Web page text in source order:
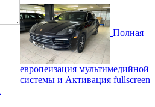
Полная
европеизация мультимедийной
системы и Активация fullscreen